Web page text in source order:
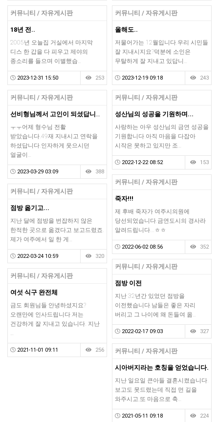
커뮤니티 / 자유게시판
18년 전..
2005년 오늘집 거실에서 마지막
디스 한 갑을 다 피우고 제야의
종소리를 들으며 이별했습…
2023-12-31 15:50 253
커뮤니티 / 자유게시판
올해도..
저물어가는 12월입니다.우리 시민들
잘 지내시지요?덕분에 소인은
무탈하게 잘 지내고 있답니…
2023-12-19 09:18 243
커뮤니티 / 자유게시판
선비형님께서 고인이 되셨답니다 ᆢㅜㅜ
ㅜㅜ어제 형수님 전활
받았습니다.49재 지내시고 연락을
하셨답니다.인자하게 웃으시던
얼굴이…
2023-03-29 03:09 388
커뮤니티 / 자유게시판
성산님의 성공을 기원하며...
사랑하는 아우 성산님의 금연 성공을
기원합니다.아직 마음을 다잡아
시작은 못하고 있지만 조…
2022-12-22 08:52 153
커뮤니티 / 자유게시판
죽자!!!
제 후배 죽자가 여주시의원에
당선되었습니다.금연도시의 경사라
알려드립니다...ㅎㅎ
2022-06-02 08:56 352
커뮤니티 / 자유게시판
점방 옮기고...
지난 달에 점방을 번잡하지 않은
한적한 곳으로 옮겼다고 보고드렸죠.
제가 여주에서 일 한 게…
2022-03-24 10:59 320
커뮤니티 / 자유게시판
점방 이전
지난 32년간 있었던 점방을
이전했습니다.남들은 좋은 자리
버리고 그 나이에 왜 돈들여 옮…
2022-02-17 09:03 327
커뮤니티 / 자유게시판
여섯 식구 완전체
금도 회원님들 안녕하셨지요?
오랜만에 인사드립니다.저는
건강하게 잘 지내고 있습니다. 지난
…
2021-11-01 09:11 256 커뮤니티 / 자유게시판
시아버지라는 호칭을 얻었습니다.
지난 일요일 큰아들 결혼시켰습니다.
보고도 못드렸는데 직접 먼 길을
와주시고,또 마음으로 축…
2021-05-11 09:18 224